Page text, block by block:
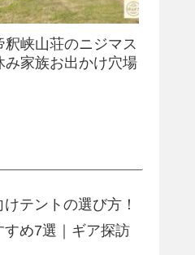
釈峡山荘のニジマス
家族お出かけ穴場
テントの選び方！
め7選｜ギア探訪